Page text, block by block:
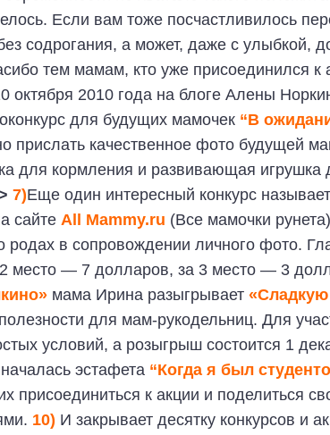
Если вам тоже посчастливилось
содрогания, а может, даже с улыбкой,
тем мамам, кто уже присоединился к
октября 2010 года на блоге Алены
для будущих мамочек “В
прислать качественное фото будущей
для кормления и развивающая
7)Еще один интересный конкурс
сайте All Mammy.ru (Все мамочки
родах в сопровождении личного фото.
место — 7 долларов, за 3 место — 3
мама Ирина разыгрывает
для мам-рукодельниц. Для
условий, а розыгрыш состоится 1
началась эстафета “Когда я был
присоединиться к акции и поделиться
10) И закрывает десятку конкурсов и